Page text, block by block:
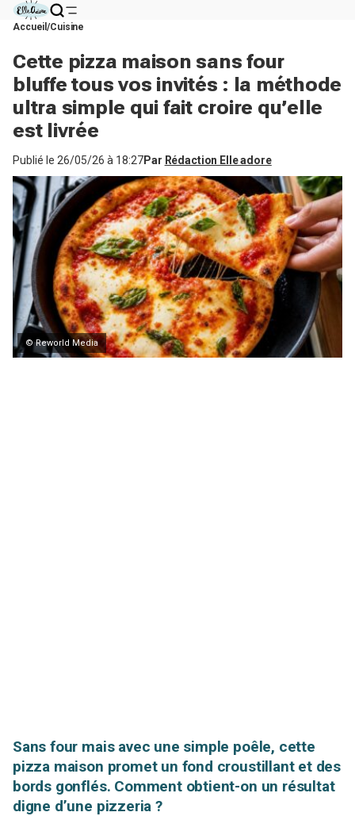
Accueil Cuisine
Cette pizza maison sans four
bluffe tous vos invités : la méthode
ultra simple qui fait croire qu’elle
est livrée
Publié le 26/05/26 à 18:27Par Rédaction Elle adore
© Reworld Media
Sans four mais avec une simple poêle, cette
pizza maison promet un fond croustillant et des
bords gonflés. Comment obtient-on un résultat
digne d’une pizzeria ?